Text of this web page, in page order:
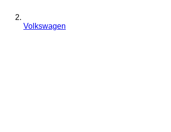
Volkswagen